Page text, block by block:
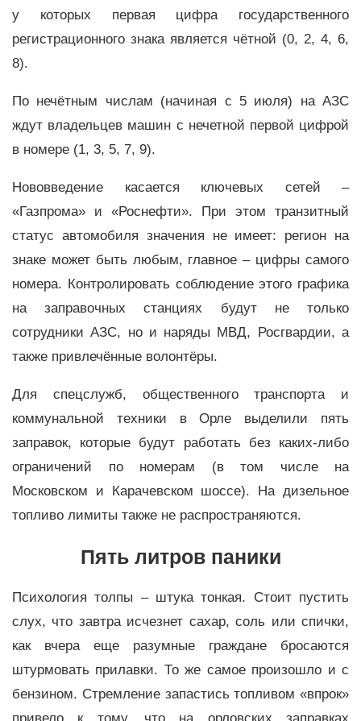
у которых первая цифра государственного
регистрационного знака является чётной (0, 2, 4, 6,
8).
По нечётным числам (начиная с 5 июля) на АЗС
ждут владельцев машин с нечетной первой цифрой
в номере (1, 3, 5, 7, 9).
Нововведение касается ключевых сетей –
«Газпрома» и «Роснефти». При этом транзитный
статус автомобиля значения не имеет: регион на
знаке может быть любым, главное – цифры самого
номера. Контролировать соблюдение этого графика
на заправочных станциях будут не только
сотрудники АЗС, но и наряды МВД, Росгвардии, а
также привлечённые волонтёры.
Для спецслужб, общественного транспорта и
коммунальной техники в Орле выделили пять
заправок, которые будут работать без каких-либо
ограничений по номерам (в том числе на
Московском и Карачевском шоссе). На дизельное
топливо лимиты также не распространяются.
Пять литров паники
Психология толпы – штука тонкая. Стоит пустить
слух, что завтра исчезнет сахар, соль или спички,
как вчера еще разумные граждане бросаются
штурмовать прилавки. То же самое произошло и с
бензином. Стремление запастись топливом «впрок»
привело к тому, что на орловских заправках